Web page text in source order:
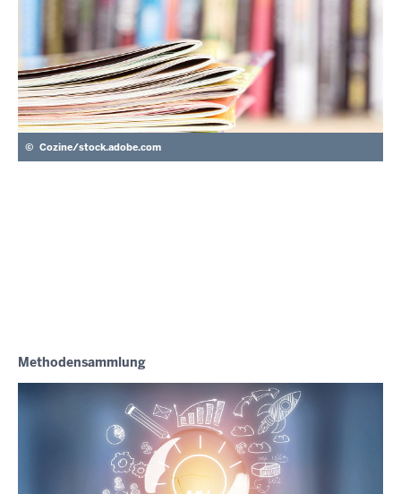
© Cozine/stock.adobe.com
Methodensammlung